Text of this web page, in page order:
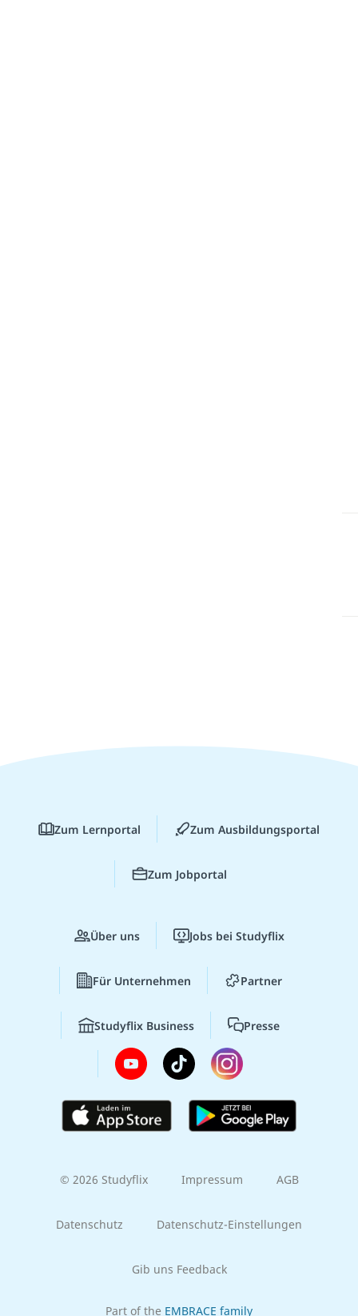
Zum Lernportal Zum Ausbildungsportal
Zum Jobportal
Über uns Jobs bei Studyflix
Für Unternehmen Partner
Studyflix Business Presse
© 2026 Studyflix Impressum AGB
Datenschutz Datenschutz-Einstellungen
Gib uns Feedback
Part of the EMBRACE family